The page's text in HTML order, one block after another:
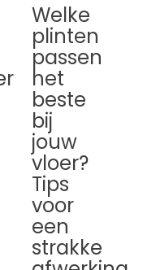
Welke
plinten
passen
het
beste
bij
jouw
vloer?
Tips
voor
een
strakke